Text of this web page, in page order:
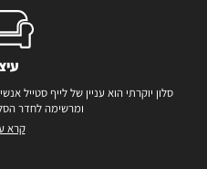
סלון יוקרתי הוא עניין של לייף סטייל
ומרשימה לחדר
קרא